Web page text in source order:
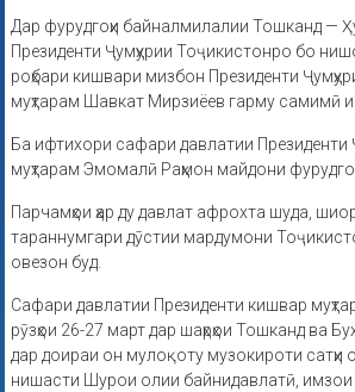
Дар фурудгоҳи байналмилалии Тошканд —
Президенти Ҷумҳурии Тоҷикистонро бо
роҳбари кишвари мизбон Президенти
муҳтарам Шавкат Мирзиёев гарму самимӣ
Ба ифтихори сафари давлатии Президенти
муҳтарам Эмомалӣ Раҳмон майдони
Парчамҳои ҳар ду давлат афрохта шуда,
тараннумгари дӯстии мардумони
овезон буд.
Сафари давлатии Президенти кишвар
рӯзҳои 26-27 март дар шаҳрҳои Тошканд ва
дар доираи он мулоқоту музокироти сатҳи
нишасти Шурои олии байнидавлатӣ,